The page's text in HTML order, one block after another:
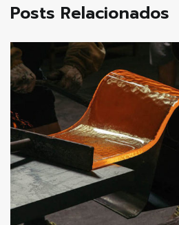
Posts Relacionados